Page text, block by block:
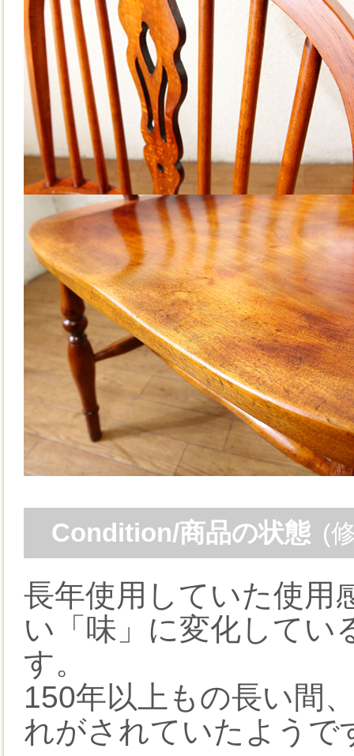
Condition/商品の状態 (
長年使用していた使用
い「味」に変化してい
す。
150年以上もの長い間
れがされていたようで